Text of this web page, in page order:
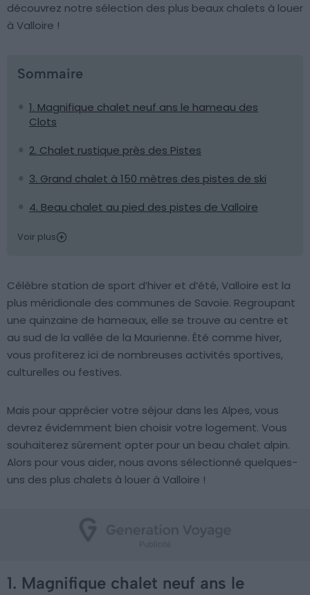
découvrez notre sélection des plus beaux chalets à louer
à Valloire !
Sommaire
1. Magnifique chalet neuf ans le hameau des
Clots
2. Chalet rustique près des Pistes
3. Grand chalet à 150 mètres des pistes de ski
4. Beau chalet au pied des pistes de Valloire
Voir plus
Célèbre station de sport d’hiver et d’été, Valloire est la
plus méridionale des communes de Savoie. Regroupant
une quinzaine de hameaux, elle se trouve au centre et
au sud de la vallée de la Maurienne. Été comme hiver,
vous profiterez ici de nombreuses activités sportives,
culturelles ou festives.
Mais pour apprécier votre séjour dans les Alpes, vous
devrez évidemment bien choisir votre logement. Vous
souhaiterez sûrement opter pour un beau chalet alpin.
Alors pour vous aider, nous avons sélectionné quelques-
uns des plus chalets à louer à Valloire !
1. Magnifique chalet neuf ans le